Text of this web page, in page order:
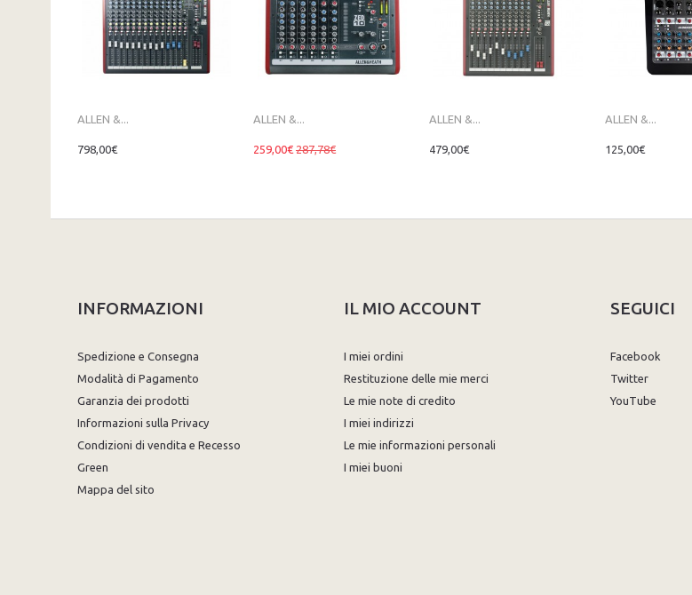
ALLEN &...
798,00€
ALLEN &...
259,00€ 287,78€
ALLEN &...
479,00€
ALLEN &...
125,00€
INFORMAZIONI
Spedizione e Consegna
Modalità di Pagamento
Garanzia dei prodotti
Informazioni sulla Privacy
Condizioni di vendita e Recesso
Green
Mappa del sito
IL MIO ACCOUNT
I miei ordini
Restituzione delle mie merci
Le mie note di credito
I miei indirizzi
Le mie informazioni personali
I miei buoni
SEGUICI
Facebook
Twitter
YouTube